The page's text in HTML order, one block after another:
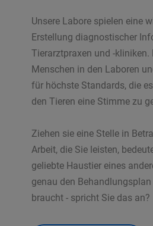
Unsere Labore spielen eine
Erstellung diagnostischer
Tierarztpraxen und -kliniken.
Menschen in den Laboren
für höchste Standards, die
den Tieren eine Stimme zu
Ziehen sie eine Stelle in
Arbeit, die Sie leisten,
geliebte Haustier eines
genau den
braucht - spricht Sie das an?